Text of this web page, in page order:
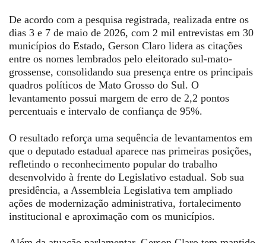
De acordo com a pesquisa registrada, realizada entre os
dias 3 e 7 de maio de 2026, com 2 mil entrevistas em 30
municípios do Estado, Gerson Claro lidera as citações
entre os nomes lembrados pelo eleitorado sul-mato-
grossense, consolidando sua presença entre os principais
quadros políticos de Mato Grosso do Sul. O
levantamento possui margem de erro de 2,2 pontos
percentuais e intervalo de confiança de 95%.
O resultado reforça uma sequência de levantamentos em
que o deputado estadual aparece nas primeiras posições,
refletindo o reconhecimento popular do trabalho
desenvolvido à frente do Legislativo estadual. Sob sua
presidência, a Assembleia Legislativa tem ampliado
ações de modernização administrativa, fortalecimento
institucional e aproximação com os municípios.